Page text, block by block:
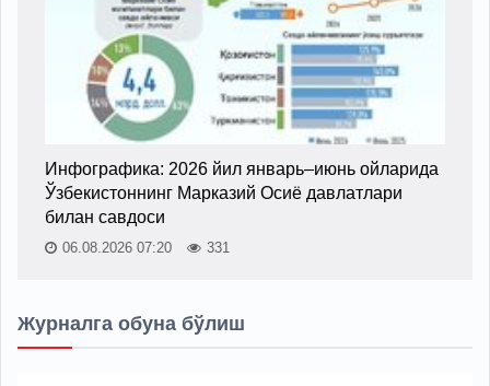
Инфографика: 2026 йил январь–июнь ойларида
Ўзбекистоннинг Марказий Осиё давлатлари
билан савдоси
06.08.2026 07:20 331
Журналга обуна бўлиш